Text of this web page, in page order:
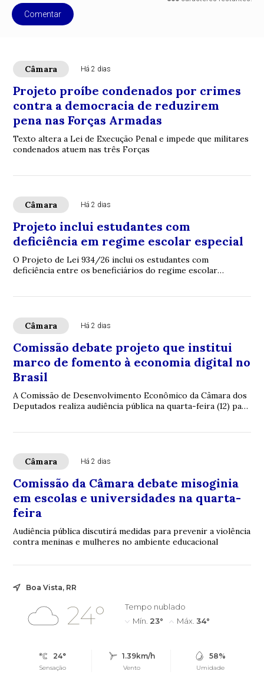
Comentar
Câmara Há 2 dias
Projeto proíbe condenados por crimes
contra a democracia de reduzirem
pena nas Forças Armadas
Texto altera a Lei de Execução Penal e impede que militares
condenados atuem nas três Forças
Câmara Há 2 dias
Projeto inclui estudantes com
deficiência em regime escolar especial
O Projeto de Lei 934/26 inclui os estudantes com
deficiência entre os beneficiários do regime escolar
Câmara Há 2 dias
Comissão debate projeto que institui
marco de fomento à economia digital no
Brasil
A Comissão de Desenvolvimento Econômico da Câmara dos
Deputados realiza audiência pública na quarta-feira (12) para
Câmara Há 2 dias
Comissão da Câmara debate misoginia
em escolas e universidades na quarta-
feira
Audiência pública discutirá medidas para prevenir a violência
contra meninas e mulheres no ambiente educacional
Boa Vista, RR
24°
Tempo nublado
Mín. 23° Máx. 34°
24°
Sensação
1.39km/h
Vento
58%
Umidade